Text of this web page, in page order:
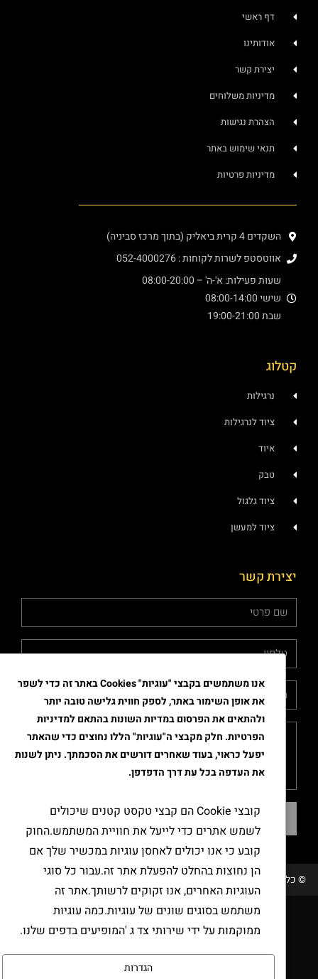
דף ראשי
אודותינו
יצירת קשר
מדיניות משלוחים
הצהרת נגישות
תנאי שימוש באתר
מדיניות פרטיות
השקדים 4 קרית ביאליק (בתוך מרכז סביניה)
אווטסטפ לשרות לקוחות : 052-4000276
שעות פעילות: א'-ה' – 08:00-20:00
שישי 08:00-14:00
שבת 19:00-21:00
קטלוג
נרגילות
ציוד לנרגילות
איוד
טבק
ציוד גלגול
ציוד למעשן
יצירת קשר
שליחה
© כל הזכויות שמורות טבק אור/ קידום ובניית האתר RAVENMEDIA.CO.IL
אנו משתמשים בקבצי "עוגיות" Cookies באתר זה כדי לשפר
את אופן השימור באתר, לספק חווית גלישה טובה יותר
ולהתאים את הפרסום במדיות השונות בהתאם למדיניות
הפרטיות. חלק מקבצי ה"עוגיות" הללו נחוצים כדי שהאתר
יפעל כראוי, בעוד שאחרים דורשים את הסכמתך. ניתן לשנות
את העדפה בכל עת דרך הדפדפן.
קובצי Cookie הם קבצי טקסט קטנים שיכולים
לשמש אתרים כדי לייעל את חוויית המשתמש.החוק
קובע כי אנו יכולים לאחסן עוגיות במכשיר שלך אם
הן נחוצות בהחלט להפעלת אתר זה.עבור כל סוגי
העוגיות האחרים, אנו זקוקים לרשותך.אתר זה
משתמש בסוגים שונים של עוגיות.כמה עוגיות
ממוקמות על ידי שירותי צד ג 'המופיעים בדפים שלנו.
הגדרות